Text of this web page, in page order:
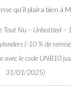
qu’il plaira bien à
Tout Nu – Unbottled –
(-10 % de remise
avec le code UNB10
31/01/2025)